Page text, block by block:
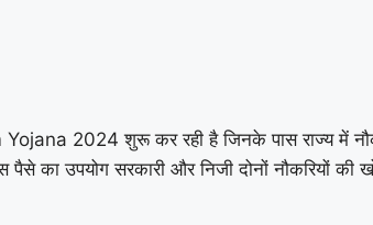
2024 शुरू कर रही है जिनके पास राज्य में
का उपयोग सरकारी और निजी दोनों नौकरियों